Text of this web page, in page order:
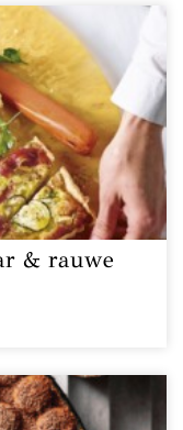
& rauwe